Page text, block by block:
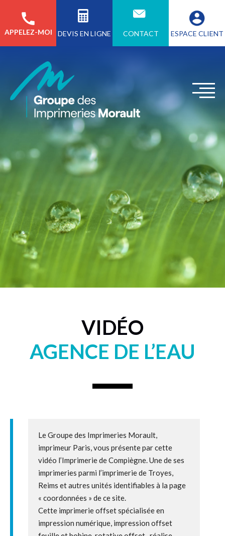
APPELEZ-MOI DEVIS EN LIGNE CONTACT ESPACE CLIENT
VIDÉO
AGENCE DE L’EAU
Le Groupe des Imprimeries Morault,
imprimeur Paris, vous présente par cette
vidéo l’Imprimerie de Compiègne. Une de ses
imprimeries parmi l’imprimerie de Troyes,
Reims et autres unités identifiables à la page
« coordonnées » de ce site.
Cette imprimerie offset spécialisée en
impression numérique, impression offset